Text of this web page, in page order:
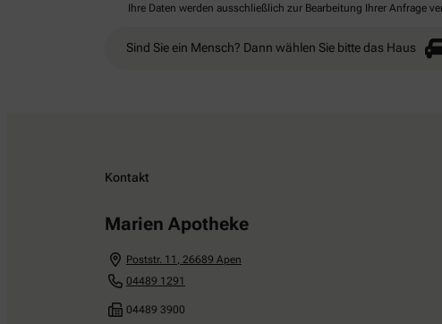
Ihre Daten werden ausschließlich zur Bearbeitung Ihrer Anfrage
Sind Sie ein Mensch? Dann wählen Sie bittedas Haus
Kontakt
Marien Apotheke
Poststr. 11 , 26689 Apen
04489 1291
04489 3900